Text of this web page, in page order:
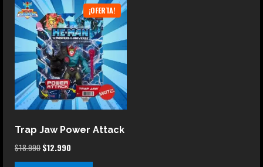
¡OFERTA!
Trap Jaw Power Attack
$18.990 El
precio
$12.990
precio